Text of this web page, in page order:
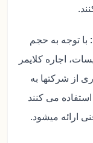
: با توجه به حجم
اجاره کلایمر
از شرکتها به
می کنند
ارائه میشود.